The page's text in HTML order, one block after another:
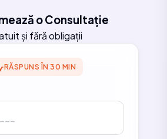
o Consultație
și fără obligații
RĂSPUNS ÎN 30 MIN